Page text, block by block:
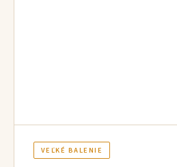
VEĽKÉ BALENIE